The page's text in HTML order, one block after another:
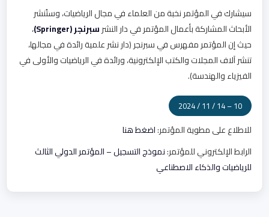
سيشارك في المؤتمر نخبة من العلماء في مجال الرياضيات، وستُنشر
الأبحاث المشاركة بأعمال المؤتمر في دار النشرسبرنجر (Springer)
،
حيث إن المؤتمر مفهرس في سبرنجر (دار نشر علمية رائدة في مجالها،
تنشر آلاف المجلات والكتب الإلكترونية، ورائدة في الرياضيات والأولى في
الفيزياء والهندسة).
10 – 14 / 11 / 2024
للاطلاع على مطوية المؤتمر:اضغط هنا
الرابط الإلكتروني للمؤتمر:نموذج التسجيل – المؤتمر الدولي الثالث
للرياضيات والذكاء الاصطناعي